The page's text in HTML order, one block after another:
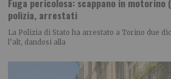
Fuga pericolosa: scappano in motorino
polizia, arrestati
La Polizia di Stato ha arrestato a Torino due
l’alt, dandosi alla